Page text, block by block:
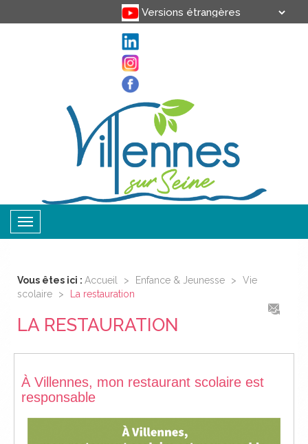
Toggle
navigation
Vous êtes ici : Accueil > Enfance & Jeunesse >
Vie
scolaire
> La restauration
LA RESTAURATION
À Villennes, mon restaurant scolaire est
responsable